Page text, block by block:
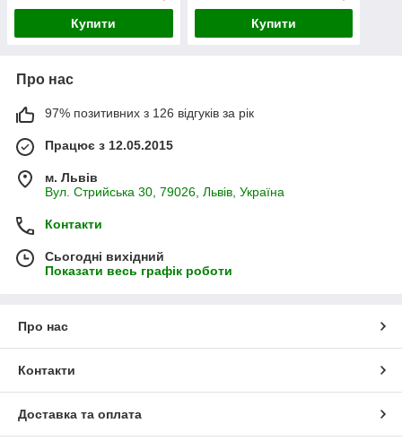
Купити Купити
Про нас
97% позитивних з 126 відгуків за рік
Працює з 12.05.2015
м. Львів
Вул. Стрийська 30, 79026, Львів, Україна
Контакти
Сьогодні вихідний
Показати весь графік роботи
Про нас
Контакти
Доставка та оплата